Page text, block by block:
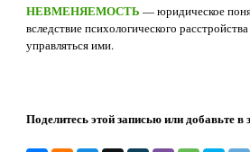
НЕВМЕНЯЕМОСТЬ — юридическое
вследствие психологического
управляться ими.
Поделитесь этой записью или добавьте в